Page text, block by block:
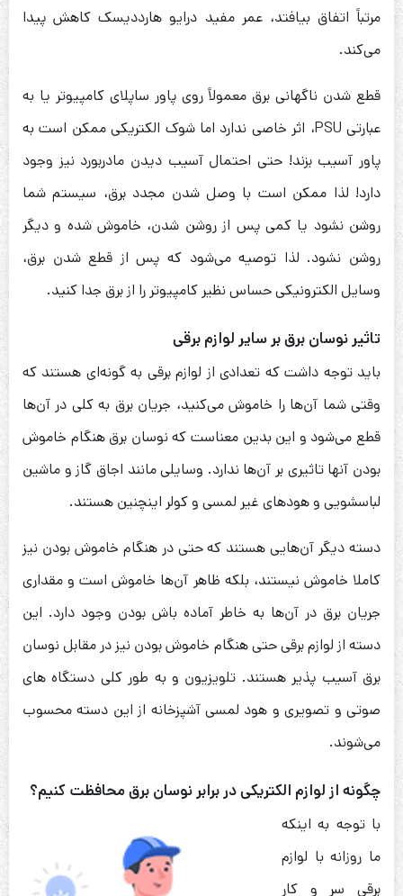
مرتباً اتفاق بیافتد، عمر مفید درایو هارددیسک کاهش پیدا
می‌کند.
قطع شدن ناگهانی برق معمولاً روی پاور ساپلای کامپیوتر یا به
عبارتی PSU، اثر خاصی ندارد اما شوک الکتریکی ممکن است به
پاور آسیب بزند! حتی احتمال آسیب دیدن مادربورد نیز وجود
دارد! لذا ممکن است با وصل شدن مجدد برق، سیستم شما
روشن نشود یا کمی پس از روشن شدن، خاموش شده و دیگر
روشن نشود. لذا توصیه می‌شود که پس از قطع شدن برق،
وسایل الکترونیکی حساس نظیر کامپیوتر را از برق جدا کنید.
تاثیر نوسان برق بر سایر لوازم برقی
باید توجه داشت که تعدادی از لوازم برقی به گونه‌ای هستند که
وقتی شما آن‌ها را خاموش می‌کنید، جریان برق به کلی در آن‌ها
قطع می‌شود و این بدین معناست که نوسان برق هنگام خاموش
بودن آنها تاثیری بر آن‌ها ندارد. وسایلی مانند اجاق گاز و ماشین
لباسشویی و هودهای غیر لمسی و کولر اینچنین هستند.
دسته دیگر آن‌هایی هستند که حتی در هنگام خاموش بودن نیز
کاملا خاموش نیستند، بلکه ظاهر آن‌ها خاموش است و مقداری
جریان برق در آن‌ها به خاطر آماده باش بودن وجود دارد. این
دسته از لوازم برقی حتی هنگام خاموش بودن نیز در مقابل نوسان
برق آسیب پذیر هستند. تلویزیون و به طور کلی دستگاه های
صوتی و تصویری و هود لمسی آشپزخانه از این دسته محسوب
می‌شوند.
چگونه از لوازم الکتریکی در برابر نوسان برق محافظت کنیم؟
با توجه به اینکه
ما روزانه با لوازم
برقی سر و کار